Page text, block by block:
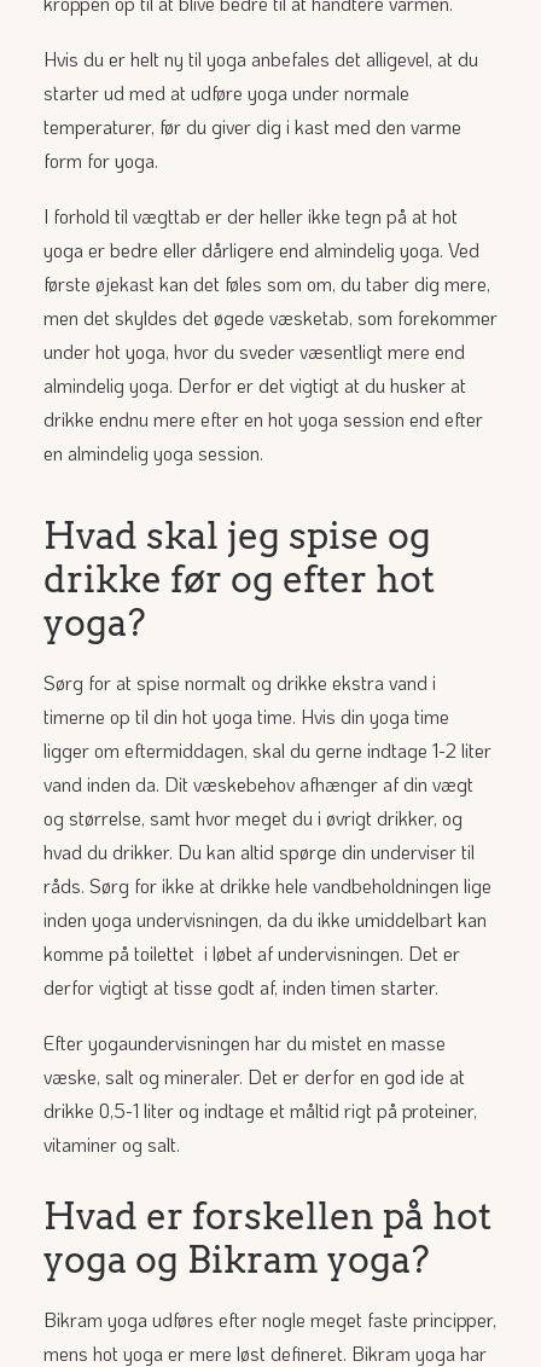
Hvis du er helt ny til yoga anbefales det alligevel, at du
starter ud med at udføre yoga under normale
temperaturer, før du giver dig i kast med den varme
form for yoga.
I forhold til vægttab er der heller ikke tegn på at hot
yoga er bedre eller dårligere end almindelig yoga. Ved
første øjekast kan det føles som om, du taber dig mere,
men det skyldes det øgede væsketab, som forekommer
under hot yoga, hvor du sveder væsentligt mere end
almindelig yoga. Derfor er det vigtigt at du husker at
drikke endnu mere efter en hot yoga session end efter
en almindelig yoga session.
Hvad skal jeg spise og
drikke før og efter hot
yoga?
Sørg for at spise normalt og drikke ekstra vand i
timerne op til din hot yoga time. Hvis din yoga time
ligger om eftermiddagen, skal du gerne indtage 1-2 liter
vand inden da. Dit væskebehov afhænger af din vægt
og størrelse, samt hvor meget du i øvrigt drikker, og
hvad du drikker. Du kan altid spørge din underviser til
råds. Sørg for ikke at drikke hele vandbeholdningen lige
inden yoga undervisningen, da du ikke umiddelbart kan
komme på toilettet i løbet af undervisningen. Det er
derfor vigtigt at tisse godt af, inden timen starter.
Efter yogaundervisningen har du mistet en masse
væske, salt og mineraler. Det er derfor en god ide at
drikke 0,5-1 liter og indtage et måltid rigt på proteiner,
vitaminer og salt.
Hvad er forskellen på hot
yoga og Bikram yoga?
Bikram yoga udføres efter nogle meget faste principper,
mens hot yoga er mere løst defineret. Bikram yoga har